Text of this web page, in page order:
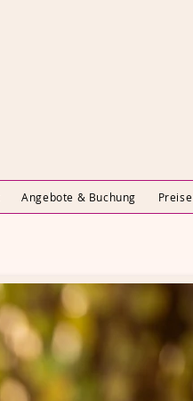
Angebote & Buchung Preise